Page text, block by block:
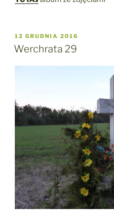
OPUBLIKOWANE
W
12 GRUDNIA 2016
Werchrata 29